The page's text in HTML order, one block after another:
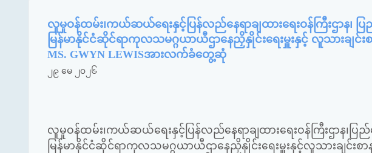
လူမှုဝန်ထမ်း၊ကယ်ဆယ်ရေးနှင့်ပြန်လည်နေရာချထားရေးဝန်ကြီးဌာန၊ ပ
မြန်မာနိုင်ငံဆိုင်ရာကုလသမဂ္ဂယာယီဌာနေညှိနှိုင်းရေးမှူးနှင့် လူသားချင်
MS. GWYN LEWISအားလက်ခံတွေ့ဆုံ
၂၉ မေ ၂၀၂၆
လူမှုဝန်ထမ်း၊ကယ်ဆယ်ရေးနှင့်ပြန်လည်နေရာချထားရေးဝန်ကြီးဌာန၊ပြ
မြန်မာနိုင်ငံဆိုင်ရာကုလသမဂ္ဂယာယီဌာနေညှိနှိုင်းရေးမှူးနှင့်လူသားချင်း